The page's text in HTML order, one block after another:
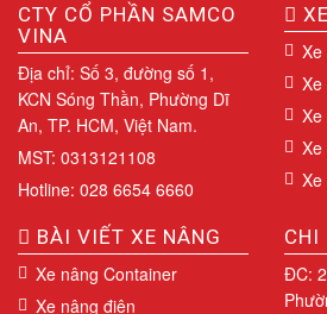
CTY CỔ PHẦN SAMCO
VINA
Địa chỉ: Số 3, đường số 1,
KCN Sóng Thần, Phường Dĩ
An, TP. HCM, Việt Nam.
MST: 0313121108
Hotline: 028 6654 6660
Xe
Xe
Xe
Xe
Xe
BÀI VIẾT XE NÂNG
Xe nâng Container
Xe nâng điện
CHI
ĐC: